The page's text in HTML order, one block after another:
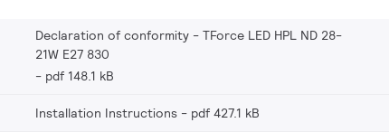
Declaration of conformity - TForce LED HPL ND 28-
21W E27 830
pdf 148.1 kB
Installation Instructions pdf 427.1 kB